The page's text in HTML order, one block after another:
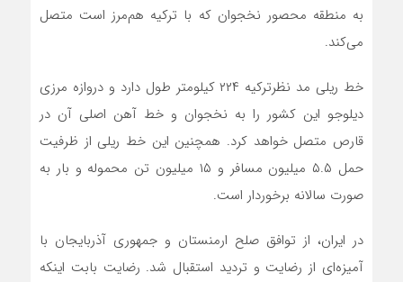
به منطقه محصور نخجوان که با ترکیه هم‌مرز است متصل
می‌کند.
خط ریلی مد نظرترکیه ۲۲۴ کیلومتر طول دارد و دروازه مرزی
دیلوجو این کشور را به نخجوان و خط آهن اصلی آن در
قارص متصل خواهد کرد. همچنین این خط ریلی از ظرفیت
حمل ۵.۵ میلیون مسافر و ۱۵ میلیون تن محموله و بار به
صورت سالانه برخوردار است.
در ایران، از توافق صلح ارمنستان و جمهوری آذربایجان با
آمیزه‌ای از رضایت و تردید استقبال شد. رضایت بابت اینکه